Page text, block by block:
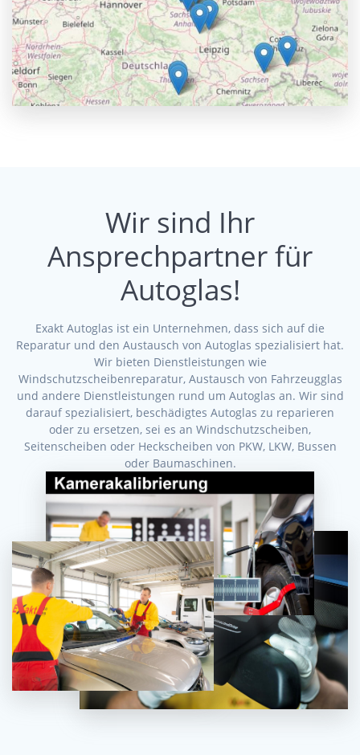
Wir sind Ihr
Ansprechpartner für
Autoglas!
Exakt Autoglas ist ein Unternehmen, dass sich auf die
Reparatur und den Austausch von Autoglas spezialisiert hat.
Wir bieten Dienstleistungen wie
Windschutzscheibenreparatur, Austausch von Fahrzeugglas
und andere Dienstleistungen rund um Autoglas an. Wir sind
darauf spezialisiert, beschädigtes Autoglas zu reparieren
oder zu ersetzen, sei es an Windschutzscheiben,
Seitenscheiben oder Heckscheiben von PKW, LKW, Bussen
oder Baumaschinen.